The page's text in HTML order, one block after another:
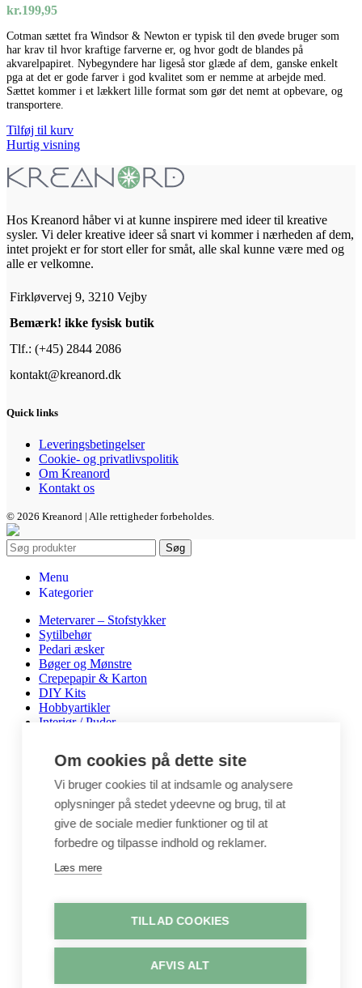
kr.199,95
Cotman sættet fra Windsor & Newton er typisk til den øvede bruger som
har krav til hvor kraftige farverne er, og hvor godt de blandes på
akvarelpapiret. Nybegyndere har ligeså stor glæde af dem, ganske enkelt
pga at det er gode farver i god kvalitet som er nemme at arbejde med.
Sættet kommer i et lækkert lille format som gør det nemt at opbevare, og
transportere.
Tilføj til kurv
Hurtig visning
Hos Kreanord håber vi at kunne inspirere med ideer til kreative
sysler. Vi deler kreative ideer så snart vi kommer i nærheden af dem,
intet projekt er for stort eller for småt, alle skal kunne være med og
alle er velkomne.
Firkløvervej 9, 3210 Vejby
Bemærk! ikke fysisk butik
Tlf.: (+45) 2844 2086
kontakt@kreanord.dk
Quick links
Leveringsbetingelser
Cookie- og privatlivspolitik
Om Kreanord
Kontakt os
© 2026 Kreanord | Alle rettigheder forbeholdes.
Søg
Menu
Kategorier
Metervarer – Stofstykker
Sytilbehør
Pedari æsker
Bøger og Mønstre
Crepepapir & Karton
DIY Kits
Hobbyartikler
Interiør / Puder
Perler & smykkedele
Tegne & maleartikler
Gavekort
Byggesæt
Leg
Shop
Metervarer
Hobby
Om cookies på dette site
Vi bruger cookies til at indsamle og analysere
oplysninger på stedet ydeevne og brug, til at
give de sociale medier funktioner og til at
forbedre og tilpasse indhold og reklamer.
Læs mere
TILLAD COOKIES
AFVIS ALT